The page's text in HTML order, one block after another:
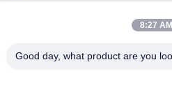
8:27 AM
Good day, what product are you